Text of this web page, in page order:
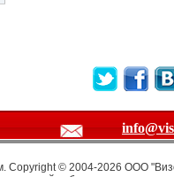
Copyright © 2004-2026 OOO